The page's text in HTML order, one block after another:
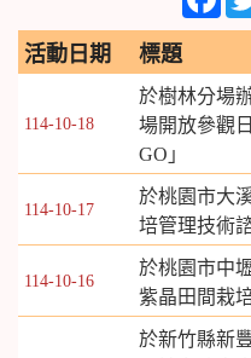
活動日期 標題
114-10-18
於樹林分場
場開放參觀
GO」
114-10-17
於桃園市大
培管理技術
114-10-16
於桃園市中
紫晶田間栽
於新竹縣新